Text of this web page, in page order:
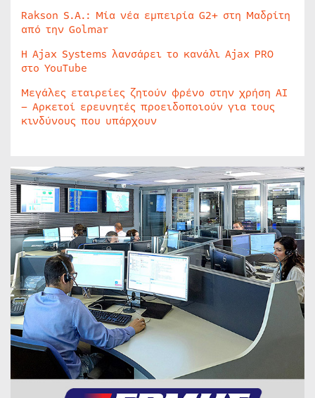
Rakson S.A.: Μία νέα εμπειρία G2+ στη Μαδρίτη
από την Golmar
Η Ajax Systems λανσάρει το κανάλι Ajax PRO
στο YouTube
Μεγάλες εταιρείες ζητούν φρένο στην χρήση AI
– Αρκετοί ερευνητές προειδοποιούν για τους
κινδύνους που υπάρχουν